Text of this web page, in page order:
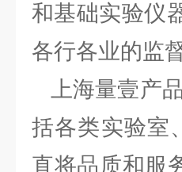
和基础实验仪
各行各业的监
上海量壹产
括各类实验室
直将品质和服